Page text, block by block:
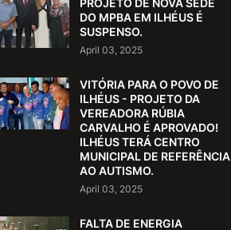
DO MPBA EM ILHÉUS É
SUSPENSO.
April 03, 2025
VITÓRIA PARA O POVO DE
ILHÉUS - PROJETO DA
VEREADORA RÚBIA
CARVALHO É APROVADO!
ILHÉUS TERÁ CENTRO
MUNICIPAL DE REFERÊNCIA
AO AUTISMO.
April 03, 2025
FALTA DE ENERGIA